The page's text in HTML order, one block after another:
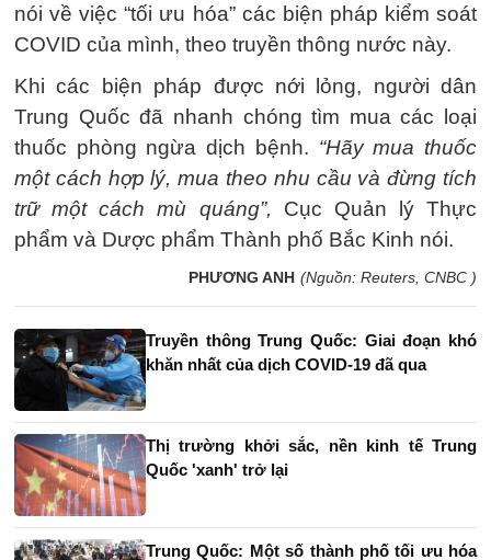
nói về việc “tối ưu hóa” các biện pháp kiểm soát
COVID của mình, theo truyền thông nước này.
Khi các biện pháp được nới lỏng, người dân
Trung Quốc đã nhanh chóng tìm mua các loại
thuốc phòng ngừa dịch bệnh. “Hãy mua thuốc
một cách hợp lý, mua theo nhu cầu và đừng tích
trữ một cách mù quáng”, Cục Quản lý Thực
phẩm và Dược phẩm Thành phố Bắc Kinh nói.
PHƯƠNG ANH (Nguồn: Reuters, CNBC )
Truyền thông Trung Quốc: Giai đoạn khó
khăn nhất của dịch COVID-19 đã qua
Thị trường khởi sắc, nền kinh tế Trung
Quốc 'xanh' trở lại
Trung Quốc: Một số thành phố tối ưu hóa